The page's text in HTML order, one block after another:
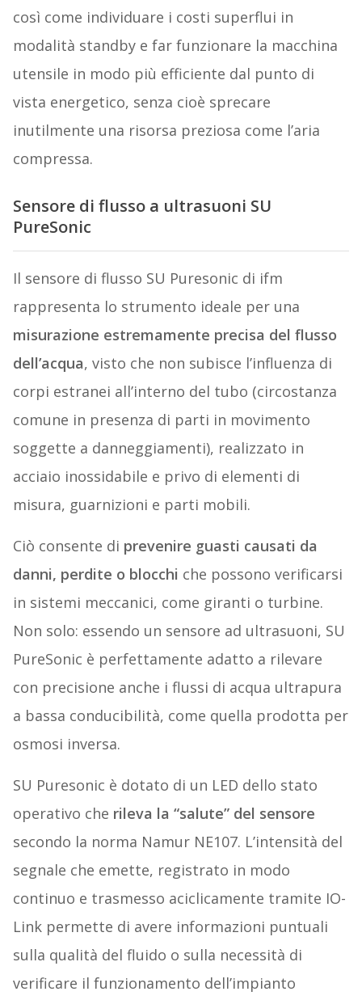
così come individuare i costi superflui in
modalità standby e far funzionare la macchina
utensile in modo più efficiente dal punto di
vista energetico, senza cioè sprecare
inutilmente una risorsa preziosa come l’aria
compressa.
Sensore di flusso a ultrasuoni SU
PureSonic
Il sensore di flusso SU Puresonic di ifm
rappresenta lo strumento ideale per una
misurazione estremamente precisa del flusso
dell’acqua, visto che non subisce l’influenza di
corpi estranei all’interno del tubo (circostanza
comune in presenza di parti in movimento
soggette a danneggiamenti), realizzato in
acciaio inossidabile e privo di elementi di
misura, guarnizioni e parti mobili.
Ciò consente di prevenire guasti causati da
danni, perdite o blocchi che possono verificarsi
in sistemi meccanici, come giranti o turbine.
Non solo: essendo un sensore ad ultrasuoni, SU
PureSonic è perfettamente adatto a rilevare
con precisione anche i flussi di acqua ultrapura
a bassa conducibilità, come quella prodotta per
osmosi inversa.
SU Puresonic è dotato di un LED dello stato
operativo che rileva la “salute” del sensore
secondo la norma Namur NE107. L’intensità del
segnale che emette, registrato in modo
continuo e trasmesso aciclicamente tramite IO-
Link permette di avere informazioni puntuali
sulla qualità del fluido o sulla necessità di
verificare il funzionamento dell’impianto